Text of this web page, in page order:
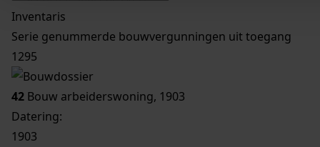
Inventaris
Serie genummerde bouwvergunningen uit toegang
1295
42 Bouw arbeiderswoning, 1903
Datering:
1903